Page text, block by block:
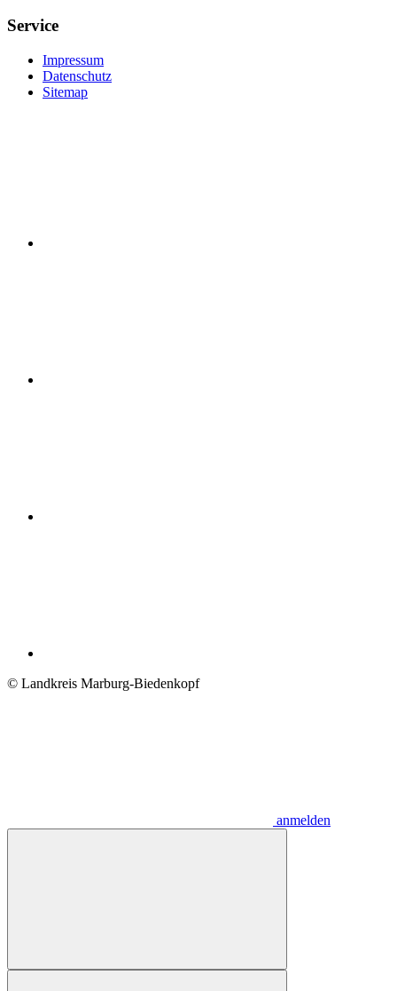
Service
Impressum
Datenschutz
Sitemap
© Landkreis Marburg-Biedenkopf
anmelden